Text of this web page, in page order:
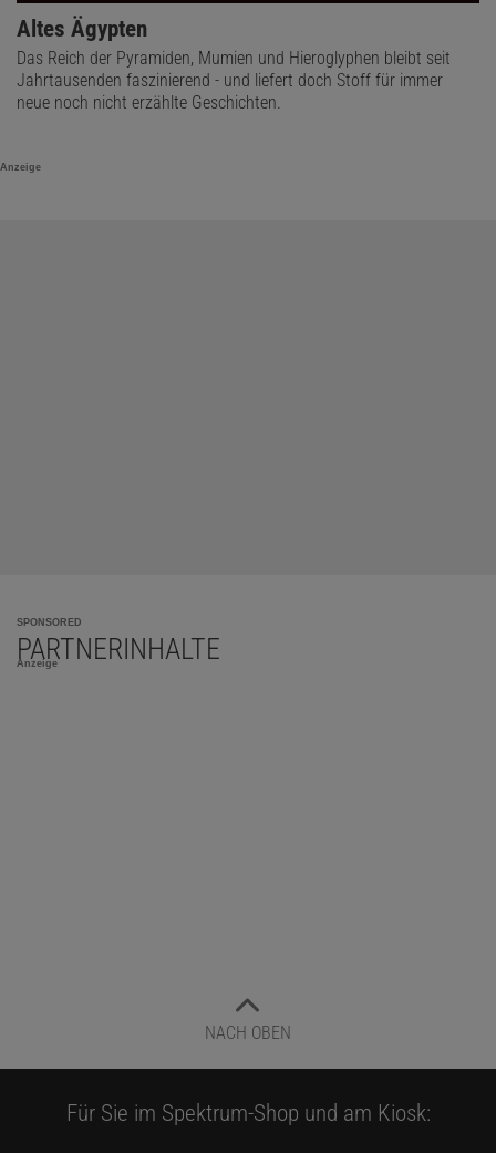
Altes Ägypten
Das Reich der Pyramiden, Mumien und Hieroglyphen bleibt seit
Jahrtausenden faszinierend - und liefert doch Stoff für immer
neue noch nicht erzählte Geschichten.
Anzeige
SPONSORED
PARTNERINHALTE
Anzeige
NACH OBEN
Für Sie im Spektrum-Shop und am Kiosk: